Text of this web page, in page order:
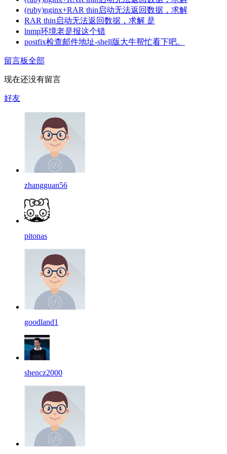
(ruby)nginx+RAR thin启动无法返回数据，求解
RAR thin启动无法返回数据，求解 是
lnmp环境老是报这个错
postfix检查邮件地址-shell版大牛帮忙看下吧。
留言板全部
现在还没有留言
好友
zhangguan56
pitonas
goodland1
shencz2000